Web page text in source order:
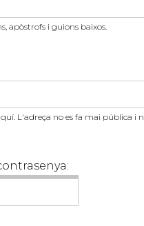
apòstrofs i guions baixos.
L'adreça no es fa mai